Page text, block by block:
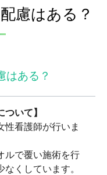
慮はある？
はある？
いて】
性看護師が行いま
ルで覆い施術を行
くしています。